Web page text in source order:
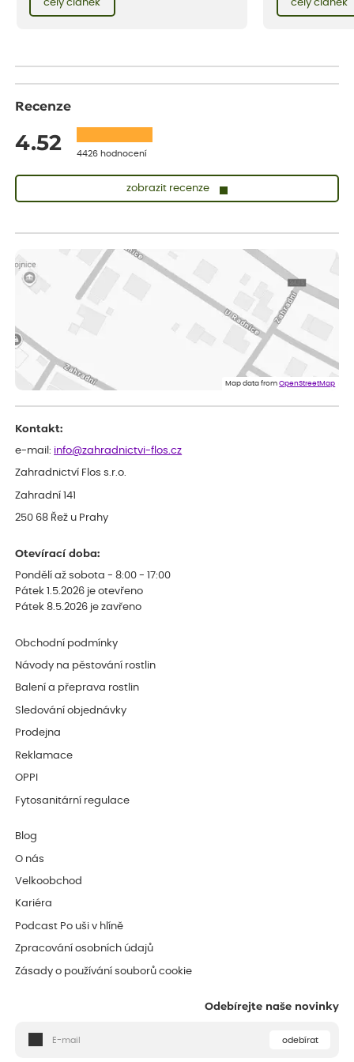
vnese neuvěřitelný klid a radost. A taky trochu
bezstarostnosti dětství při mlsání babiččina
celý článek
oporu či bez ní.
v zahradě víc,
celý článek
Recenze
4.52 4426 hodnocení
zobrazit recenze
Vše přišlo velice rychle krásně zabalené. Rostlinky po přesazení
velice dobře prospívají
Jarda
Dobrý den, byli jsme spokojeni
Eshop, objednání bylo v pořádku, žádný problém. Jen jsem byla
smutná z dodávky jedné kytky, která nebyla v nejlepší kondici a i
Map data fromOpenStreetMap
Kontakt:
e-mail: info@zahradnictvi-flos.cz
Zahradnictví Flos s.r.o.
Zahradní 141
250 68 Řež u Prahy
Otevírací doba:
Pondělí až sobota - 8:00 - 17:00
Pátek 1.5.2026 je otevřeno
Pátek 8.5.2026 je zavřeno
Obchodní podmínky
Návody na pěstování rostlin
Balení a přeprava rostlin
Sledování objednávky
Prodejna
Reklamace
OPPI
Fytosanitární regulace
Blog
O nás
Velkoobchod
Kariéra
Podcast Po uši v hlíně
Zpracování osobních údajů
Zásady o používání souborů cookie
Odebírejte naše novinky
odebírat